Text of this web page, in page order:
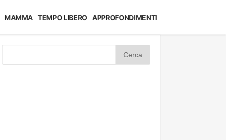
MAMMA TEMPO LIBERO APPROFONDIMENTI